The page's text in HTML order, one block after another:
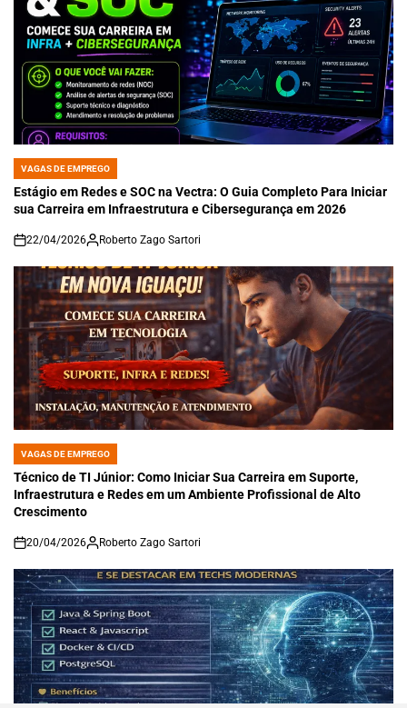
POSTED
IN
VAGAS DE EMPREGO
Estágio em Redes e SOC na Vectra: O Guia Completo Para Iniciar
sua Carreira em Infraestrutura e Cibersegurança em 2026
on
22/04/2026 Roberto Zago Sartori
POSTED
IN
VAGAS DE EMPREGO
Técnico de TI Júnior: Como Iniciar Sua Carreira em Suporte,
Infraestrutura e Redes em um Ambiente Profissional de Alto
Crescimento
on
20/04/2026 Roberto Zago Sartori